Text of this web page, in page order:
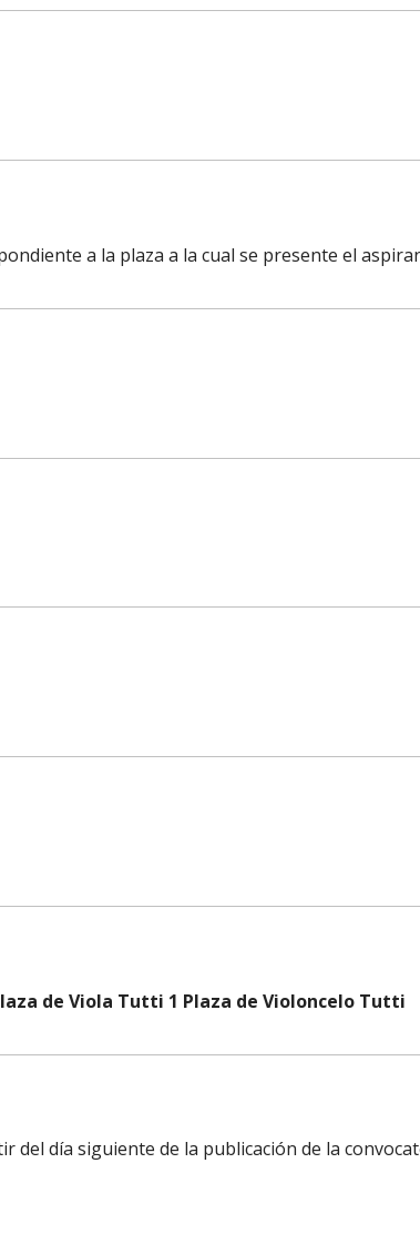
a la plaza a la cual se presente el
de Viola Tutti 1 Plaza de Violoncelo Tutti
del día siguiente de la publicación de la